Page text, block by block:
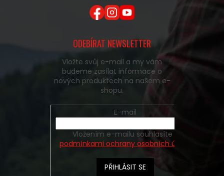
ODEBÍRAT NEWSLETTER
Vložte svůj e-mail a my vám
budeme zasílat informace o
nových produktech na našem e-
shopu.
E-mail
podmínkami ochrany osobních údajů
PŘIHLÁSIT SE